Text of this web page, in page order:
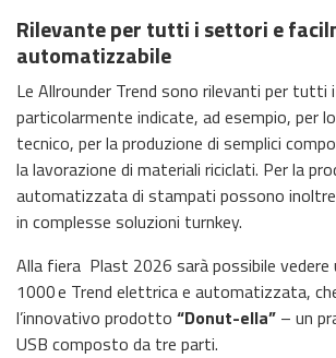
Rilevante per tutti i settori e
automatizzabile
Le Allrounder Trend sono rilevanti per tutti
particolarmente indicate, ad esempio, per
tecnico, per la produzione di semplici
la lavorazione di materiali riciclati. Per la
automatizzata di stampati possono
in complesse soluzioni turnkey.
Alla fiera Plast 2026 sarà possibile vedere
1000 e Trend elettrica e automatizzata,
l’innovativo prodotto “Donut-ella” – un
USB composto da tre parti.